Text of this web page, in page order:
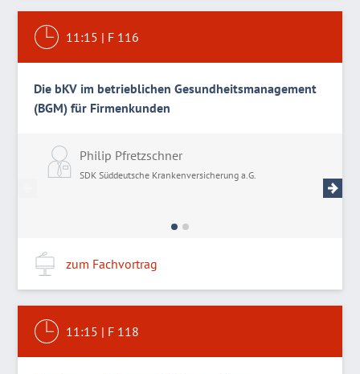
11:15 | F 116
Die bKV im betrieblichen Gesundheitsmanagement
(BGM) für Firmenkunden
Philip Pfretzschner
SDK Süddeutsche Krankenversicherung a.G.
zum Fachvortrag
11:15 | F 118